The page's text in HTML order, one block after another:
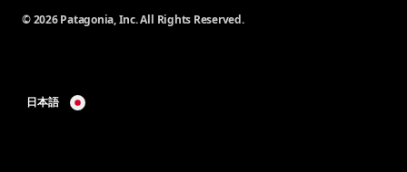
© 2026 Patagonia, Inc. All Rights Reserved.
日本語